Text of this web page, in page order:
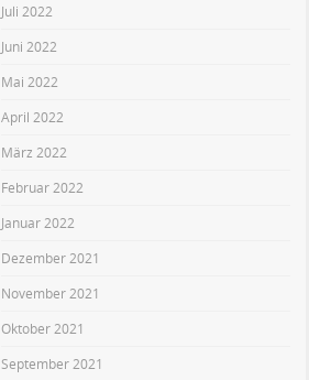
Juli 2022
Juni 2022
Mai 2022
April 2022
März 2022
Februar 2022
Januar 2022
Dezember 2021
November 2021
Oktober 2021
September 2021